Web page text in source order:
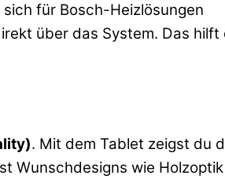
sich für Bosch-Heizlösungen
über das System. Das hilft
. Mit dem Tablet zeigst du
Wunschdesigns wie